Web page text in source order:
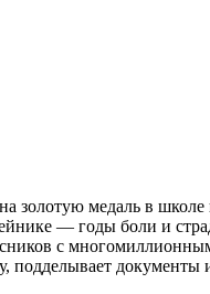
золотую медаль в
— годы боли и
с
подделывает